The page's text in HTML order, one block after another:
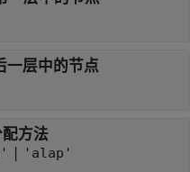
一层中的节点
方法
| 'alap'